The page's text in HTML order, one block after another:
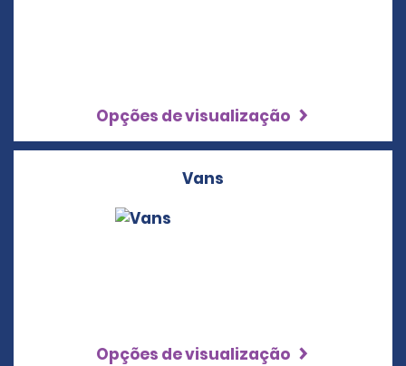
Opções de visualização
Vans
Opções de visualização